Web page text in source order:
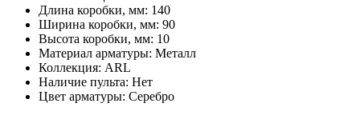
Длина коробки, мм: 140
Ширина коробки, мм: 90
Высота коробки, мм: 10
Материал арматуры: Металл
Коллекция: ARL
Наличие пульта: Нет
Цвет арматуры: Серебро